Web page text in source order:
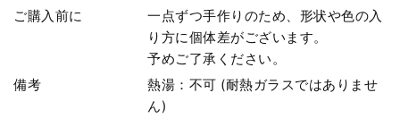
ご購入前に
一点ずつ手作りのため、形状や色の入
り方に個体差がございます。
予めご了承ください。
備考
熱湯：不可 (耐熱ガラスではありませ
ん)